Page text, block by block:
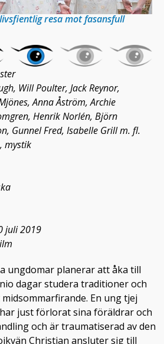
resa mot fasansfull
Will Poulter, Jack Reynor,
Anna Åström, Archie
Henrik Norlén, Björn
Gunnel Fred, Isabelle Grill m. fl.
mystik
juli 2019
ungdomar planerar att åka till
dagar studera traditioner och
En ung tjej
just förlorat sina föräldrar och
och är traumatiserad av den
Christian ansluter sig till